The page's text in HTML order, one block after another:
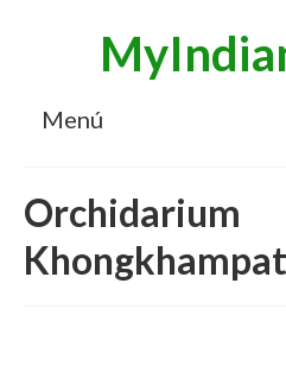
Menú
MI BLOG VIAJES INDIA
AVENTURAS
Orchidarium
Khongkhampat